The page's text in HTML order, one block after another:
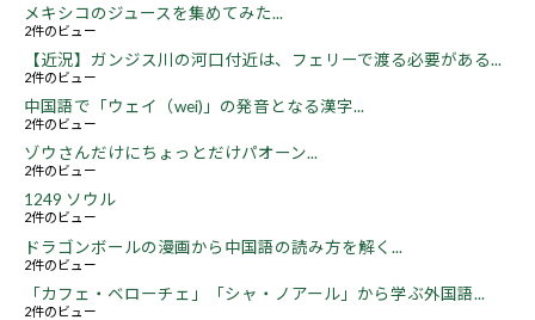
メキシコのジュースを集めてみた...
2件のビュー
【近況】ガンジス川の河口付近は、フェリーで渡る必要がある...
2件のビュー
中国語で「ウェイ（wei)」の発音となる漢字...
2件のビュー
ゾウさんだけにちょっとだけパオーン...
2件のビュー
1249 ソウル
2件のビュー
ドラゴンボールの漫画から中国語の読み方を解く...
2件のビュー
「カフェ・ベローチェ」「シャ・ノアール」から学ぶ外国語...
2件のビュー